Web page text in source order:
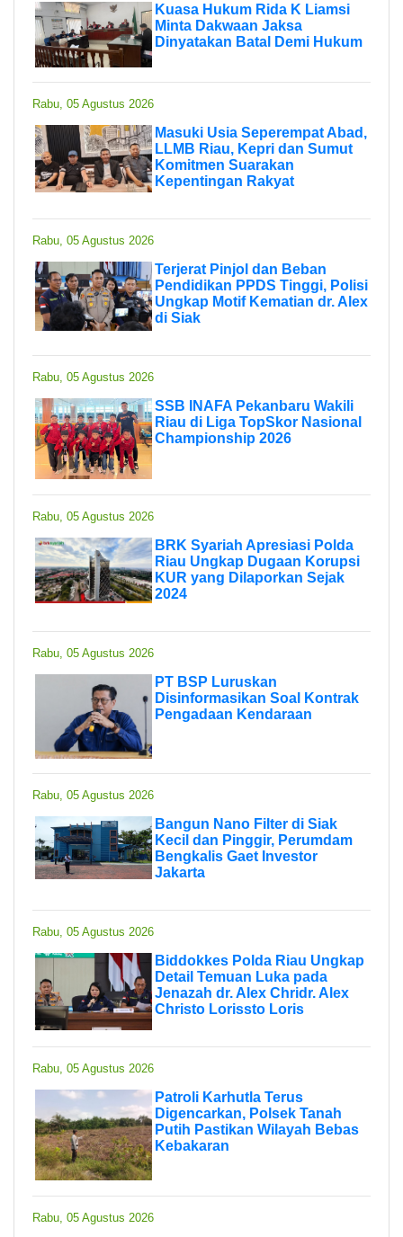
Kuasa Hukum Rida K Liamsi
Minta Dakwaan Jaksa
Dinyatakan Batal Demi Hukum
Rabu, 05 Agustus 2026
Masuki Usia Seperempat Abad,
LLMB Riau, Kepri dan Sumut
Komitmen Suarakan
Kepentingan Rakyat
Rabu, 05 Agustus 2026
Terjerat Pinjol dan Beban
Pendidikan PPDS Tinggi, Polisi
Ungkap Motif Kematian dr. Alex
di Siak
Rabu, 05 Agustus 2026
SSB INAFA Pekanbaru Wakili
Riau di Liga TopSkor Nasional
Championship 2026
Rabu, 05 Agustus 2026
BRK Syariah Apresiasi Polda
Riau Ungkap Dugaan Korupsi
KUR yang Dilaporkan Sejak
2024
Rabu, 05 Agustus 2026
PT BSP Luruskan
Disinformasikan Soal Kontrak
Pengadaan Kendaraan
Rabu, 05 Agustus 2026
Bangun Nano Filter di Siak
Kecil dan Pinggir, Perumdam
Bengkalis Gaet Investor
Jakarta
Rabu, 05 Agustus 2026
Biddokkes Polda Riau Ungkap
Detail Temuan Luka pada
Jenazah dr. Alex Chridr. Alex
Christo Lorissto Loris
Rabu, 05 Agustus 2026
Patroli Karhutla Terus
Digencarkan, Polsek Tanah
Putih Pastikan Wilayah Bebas
Kebakaran
Rabu, 05 Agustus 2026